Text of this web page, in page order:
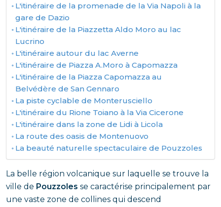
L'itinéraire de la promenade de la Via Napoli à la
gare de Dazio
L'itinéraire de la Piazzetta Aldo Moro au lac
Lucrino
L'itinéraire autour du lac Averne
L'itinéraire de Piazza A.Moro à Capomazza
L'itinéraire de la Piazza Capomazza au
Belvédère de San Gennaro
La piste cyclable de Monterusciello
L'itinéraire du Rione Toiano à la Via Cicerone
L'itinéraire dans la zone de Lidi à Licola
La route des oasis de Montenuovo
La beauté naturelle spectaculaire de Pouzzoles
La belle région volcanique sur laquelle se trouve la
ville de Pouzzoles se caractérise principalement par
une vaste zone de collines qui descend